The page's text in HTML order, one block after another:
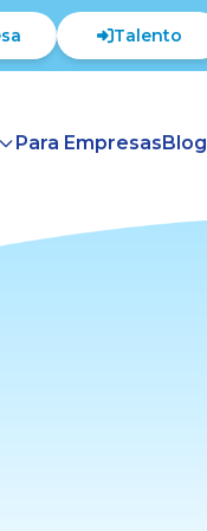
Talento
Para EmpresasBlog